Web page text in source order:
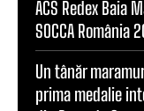
ACS Redex Baia
SOCCA
Un tânăr
prima medalie